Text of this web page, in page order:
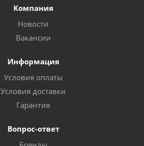
Компания
Новости
Вакансии
Информация
Условия оплаты
Условия доставки
Гарантия
Вопрос-ответ